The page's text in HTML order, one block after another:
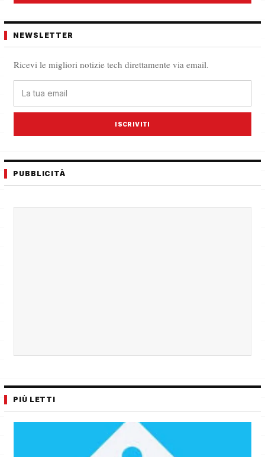
NEWSLETTER
Ricevi le migliori notizie tech direttamente via email.
ISCRIVITI
PUBBLICITÀ
PIÙ LETTI